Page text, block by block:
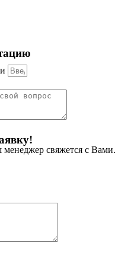
свяжется с Вами.